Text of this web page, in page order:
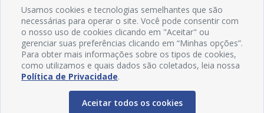
Redes Sociais
Usamos cookies e tecnologias semelhantes que são
necessárias para operar o site. Você pode consentir com
o nosso uso de cookies clicando em "Aceitar" ou
gerenciar suas preferências clicando em “Minhas opções”.
Para obter mais informações sobre os tipos de cookies,
como utilizamos e quais dados são coletados, leia nossa
Política de Privacidade.
Aceitar todos os cookies